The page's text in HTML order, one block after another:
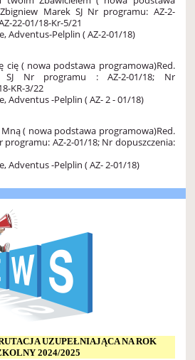
Marek SJ Nr programu: AZ-2-
22-01/18-Kr-5/21
Adventus-Pelplin ( AZ-2-01/18)
cię ( nowa podstawa programowa)Red.
SJ Nr programu : AZ-2-01/18; Nr
KR-3/22
Adventus -Pelplin ( AZ- 2 - 01/18)
Mną ( nowa podstawa programowa)Red.
programu: AZ-2-01/18; Nr dopuszczenia:
Adventus -Pelplin ( AZ- 2-01/18)
UZUPEŁNIAJĄCA NA ROK
2024/2025